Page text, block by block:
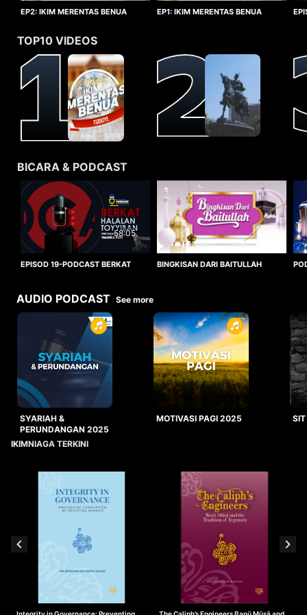
EP2: IKIM MERENTAS BENUA
EP1: IKIM MERENTAS BENUA
TOP10 VIDEOS
BICARA & PODCAST
58:05
EPISOD 19-PODCAST BERKAT
BINGKISAN DARI BAITULLAH
AUDIO PODCAST See more
SYARIAH &
PERUNDANGAN 2025
MOTIVASI PAGI 2025
IKIMNIAGA TERKINI